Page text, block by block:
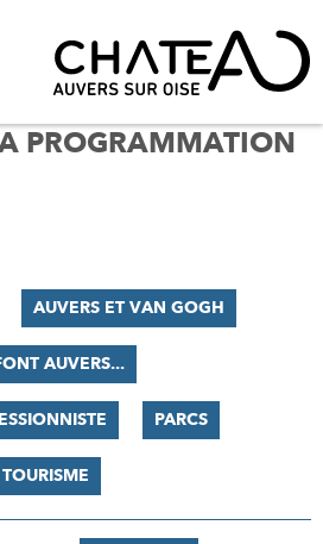
PROGRAMMATION
AUVERS ET VAN GOGH
AUVERS...
PARCS
TOURISME